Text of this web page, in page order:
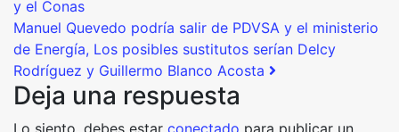
y el Conas
Manuel Quevedo podría salir de PDVSA y el ministerio
de Energía, Los posibles sustitutos serían Delcy
Rodríguez y Guillermo Blanco Acosta
Deja una respuesta